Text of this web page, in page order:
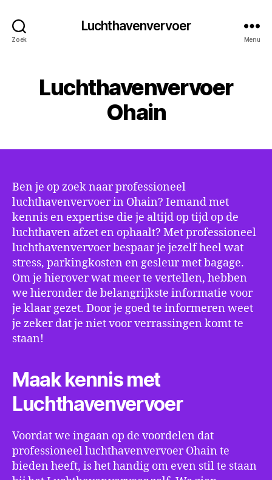
Zoek
Luchthavenvervoer
Menu
Luchthavenvervoer
Ohain
Ben je op zoek naar professioneel
luchthavenvervoer in Ohain? Iemand met
kennis en expertise die je altijd op tijd op de
luchthaven afzet en ophaalt? Met professioneel
luchthavenvervoer bespaar je jezelf heel wat
stress, parkingkosten en gesleur met bagage.
Om je hierover wat meer te vertellen, hebben
we hieronder de belangrijkste informatie voor
je klaar gezet. Door je goed te informeren weet
je zeker dat je niet voor verrassingen komt te
staan!
Maak kennis met
Luchthavenvervoer
Voordat we ingaan op de voordelen dat
professioneel luchthavenvervoer Ohain te
bieden heeft, is het handig om even stil te staan